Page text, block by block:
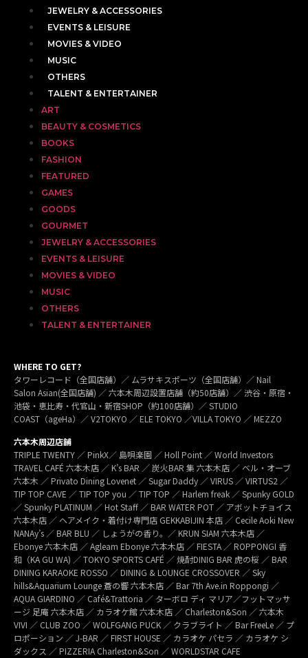
JEWELRY & ACCESSORIES
EVENTS & LEISURE
MOVIES & VIDEO
MUSIC
OTHERS
TALENT & ENTERTAINER
ART
BEAUTY & COSMETICS
BOOKS
FASHION
FEATURED
GAMES
GOODS
GOURMET
JEWELRY & ACCESSORIES
EVENTS & LEISURE
MOVIES & VIDEO
MUSIC
OTHERS
TALENT & ENTERTAINER
WHERE TO GET?
タワーレコード（全国店舗）／ ムラサキスポーツ（全国店舗）／ Nail
Salon Asian(全国店舗) ／ 六本木周辺設置店舗（約50店舗）／ 渋谷・原宿・
池袋・恵比寿・代官山・新宿SHOP（約100店舗）／ STUDIO
COAST（ageHa）／ V2TOKYO ／ ELE TOKYO ／VILLA TOKYO ／ MEZZO
六本木周辺店舗
TRIPLE TWENTY ／ PinkX／ 島唄楽園 ／ Holl Point ／ World Investors
TRAVEL CAFÉ 六本木店 ／ K’s BAR ／ 炭火BAR 集 六本木店 ／ ベル・オーブ
六本木 ／ Privato Dining Lovenet ／ Sugar Daddy ／ VIRUS ／ VIRTUS2 ／
TIP TOP CAVE ／ TIP TOP you ／ TIP TOP ／ Harlem freak ／ Spunky GOLD
／ Spunky PLATINUM ／ Hot Staff ／ BAR WATER POT ／ アボットチョイス
六本木店 ／ ヘアメイク・着付け専門店 GEKKABIJIN 本店 ／ Cecile Aoki New
NANAy’s ／ BAR BLU ／ しょうがの香り。／ KRUN SIAM 六本木店 ／
Ebonye 六本木店 ／ Agleam Ebonye 六本木店 ／ FIESTA ／ ROPPONGI 香
和（KA GU WA) ／ TOKYO SPORTS CAFÉ ／ 焼酎DINIG BAR 虎の桜 ／ BAR
DINING KARAOKE ROSSO ／ DINING & LOUNGE CROSSOVER ／ Sky
hills&Aquarium Lounge 蒼の響 六本木店 ／ Bar 7th Ave.in Roppongi ／
AQUA GIARDINO ／ Café&Trattoria ／ ターボロ ディ マリア／フットマッサ
ージ 足庵 六本木店 ／ カラオケ館 六本木店 ／ Charleston&Son ／ 六本木
VIVI ／ CLUB ZOO ／ WOLFGANG PUCK ／ クラブライト ／ Bar FreeLe ／ プ
ロポーション ／ J-BAR ／ FIRST HOUSE ／ カラオケ パセラ ／ カラオケ シ
ダックス ／ PIZZERIA Charleston&Son ／ WORLDSTAR CAFE